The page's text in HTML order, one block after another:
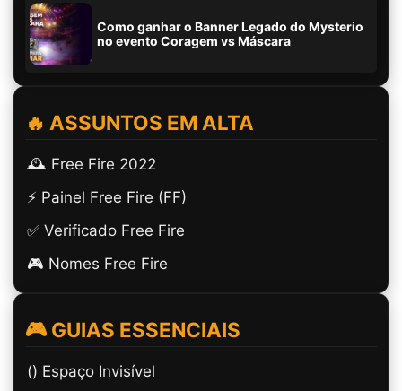
Como ganhar o Banner Legado do Mysterio
no evento Coragem vs Máscara
🔥 ASSUNTOS EM ALTA
🕰️ Free Fire 2022
⚡ Painel Free Fire (FF)
✅ Verificado Free Fire
🎮 Nomes Free Fire
🎮 GUIAS ESSENCIAIS
(ㅤ) Espaço Invisível